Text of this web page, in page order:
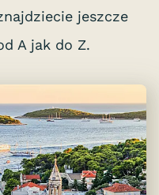
jeszcze
A jak do Z.